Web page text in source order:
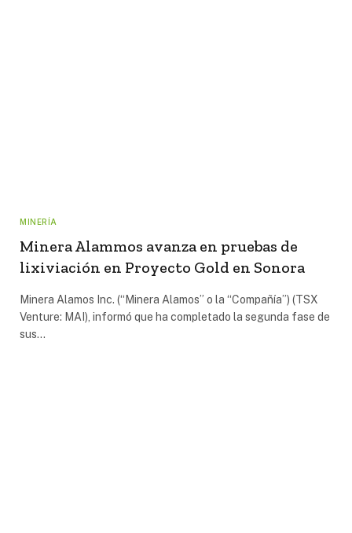
MINERÍA
Minera Alammos avanza en pruebas de
lixiviación en Proyecto Gold en Sonora
Minera Alamos Inc. (“Minera Alamos” o la “Compañía”) (TSX
Venture: MAI), informó que ha completado la segunda fase de
sus…